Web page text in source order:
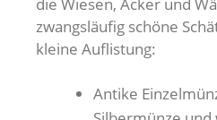
die Wiesen, Äcker und
zwangsläufig schöne
kleine Auflistung:
Antike